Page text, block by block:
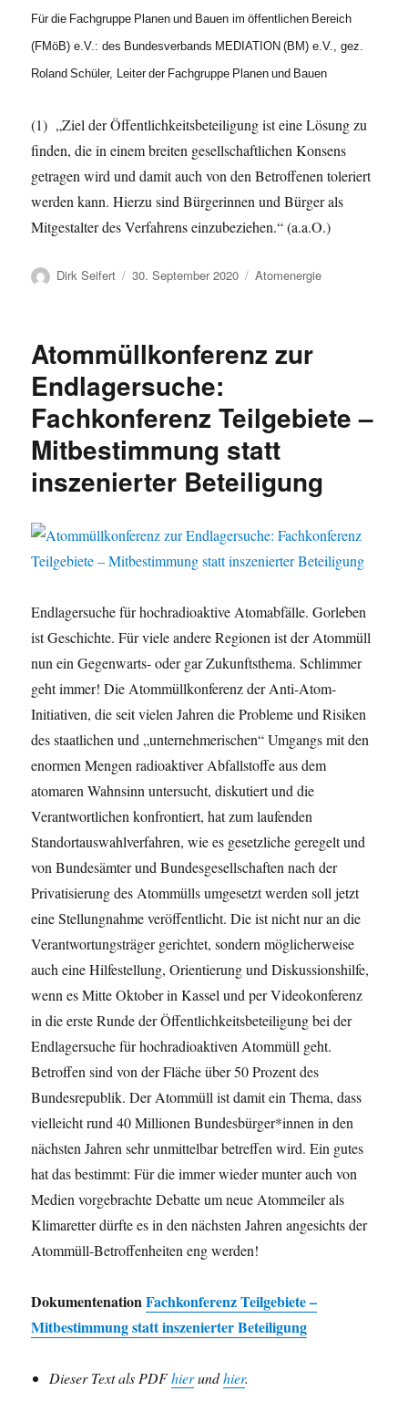
Für die Fachgruppe Planen und Bauenim öffentlichen Bereich
(FMöB) e.V.: des Bundesverbands MEDIATION (BM) e.V.,gez.
Roland Schüler, Leiter der Fachgruppe Planen und Bauen
(1) „Ziel der Öffentlichkeitsbeteiligung ist eine Lösung zu
finden, die in einem breiten gesellschaftlichen Konsens
getragen wird und damit auch von den Betroffenen toleriert
werden kann. Hierzu sind Bürgerinnen und Bürger als
Mitgestalter des Verfahrens einzubeziehen.“ (a.a.O.)
Autor
Dirk Seifert
Veröffentlicht
30. September 2020 Kategorien
Atomenergie
Atommüllkonferenz zur
Endlagersuche:
Fachkonferenz Teilgebiete –
Mitbestimmung statt
inszenierter Beteiligung
Endlagersuche für hochradioaktive Atomabfälle. Gorleben
ist Geschichte. Für viele andere Regionen ist der Atommüll
nun ein Gegenwarts- oder gar Zukunftsthema. Schlimmer
geht immer! Die Atommüllkonferenz der Anti-Atom-
Initiativen, die seit vielen Jahren die Probleme und Risiken
des staatlichen und „unternehmerischen“ Umgangs mit den
enormen Mengen radioaktiver Abfallstoffe aus dem
atomaren Wahnsinn untersucht, diskutiert und die
Verantwortlichen konfrontiert, hat zum laufenden
Standortauswahlverfahren, wie es gesetzliche geregelt und
von Bundesämter und Bundesgesellschaften nach der
Privatisierung des Atommülls umgesetzt werden soll jetzt
eine Stellungnahme veröffentlicht. Die ist nicht nur an die
Verantwortungsträger gerichtet, sondern möglicherweise
auch eine Hilfestellung, Orientierung und Diskussionshilfe,
wenn es Mitte Oktober in Kassel und per Videokonferenz
in die erste Runde der Öffentlichkeitsbeteiligung bei der
Endlagersuche für hochradioaktiven Atommüll geht.
Betroffen sind von der Fläche über 50 Prozent des
Bundesrepublik. Der Atommüll ist damit ein Thema, dass
vielleicht rund 40 Millionen Bundesbürger*innen in den
nächsten Jahren sehr unmittelbar betreffen wird. Ein gutes
hat das bestimmt: Für die immer wieder munter auch von
Medien vorgebrachte Debatte um neue Atommeiler als
Klimaretter dürfte es in den nächsten Jahren angesichts der
Atommüll-Betroffenheiten eng werden!
DokumentenationFachkonferenz Teilgebiete –
Mitbestimmung statt inszenierter Beteiligung
Dieser Text als PDFhierundhier.